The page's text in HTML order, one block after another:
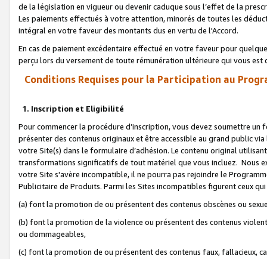
de la législation en vigueur ou devenir caduque sous l’effet de la
Les paiements effectués à votre attention, minorés de toutes les
intégral en votre faveur des montants dus en vertu de l'Accord.
En cas de paiement excédentaire effectué en votre faveur pour
perçu lors du versement de toute rémunération ultérieure qui vous est
Conditions Requises pour la Participation au
1. Inscription et Eligibilité
Pour commencer la procédure d’inscription, vous devez soumettre
présenter des contenus originaux et être accessible au grand public
votre Site(s) dans le formulaire d’adhésion. Le contenu original
transformations significatifs de tout matériel que vous incluez. Nous
votre Site s'avère incompatible, il ne pourra pas rejoindre le
Publicitaire de Produits. Parmi les Sites incompatibles figurent ceux
(a) font la promotion de ou présentent des contenus obscènes ou
(b) font la promotion de la violence ou présentent des contenus
ou dommageables,
(c) font la promotion de ou présentent des contenus faux, fallacieux,